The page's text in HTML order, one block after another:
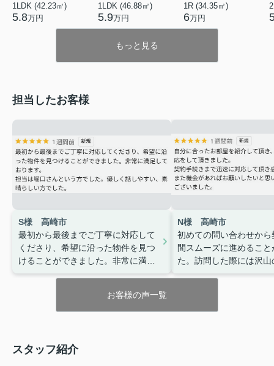
1LDK (42.23㎡)
5.8万円
1LDK (46.88㎡)
5.9万円
1R (34.35㎡)
6万円
もっと見る
担当したお客様
S様 高崎市
最初から最後までご丁寧に対応して
くださり、希望に沿った物件を見つ
けることができました。非常に満足
N様 高崎市
初めての問い合わせから
間スムーズに進めるこ
た。訪問した際には沢
LINEでのやり取りも出
お客様の声一覧
スタッフ紹介